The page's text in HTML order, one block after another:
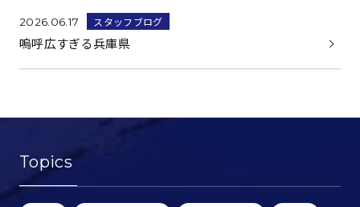
Topics
2026.06.17 スタッフブログ
嗚呼広すぎる兵庫県